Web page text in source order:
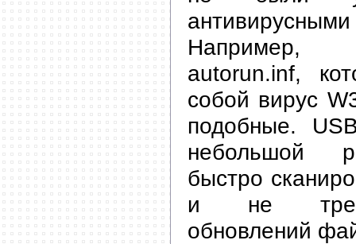
Например,
autorun.inf,
собой вирус
подобные.
небольшой
быстро
и не
обновлений